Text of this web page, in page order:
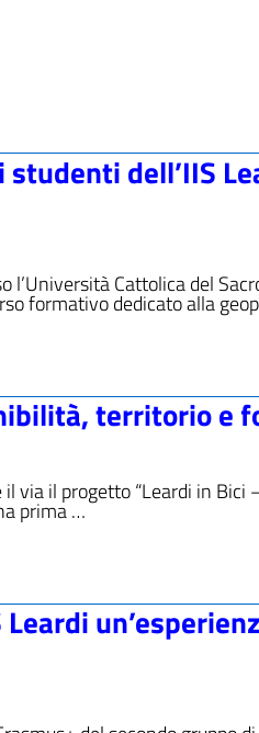
dell’IIS
Cattolica del
formativo dedicato alla
territorio e
via il progetto “Leardi in Bici
prima …